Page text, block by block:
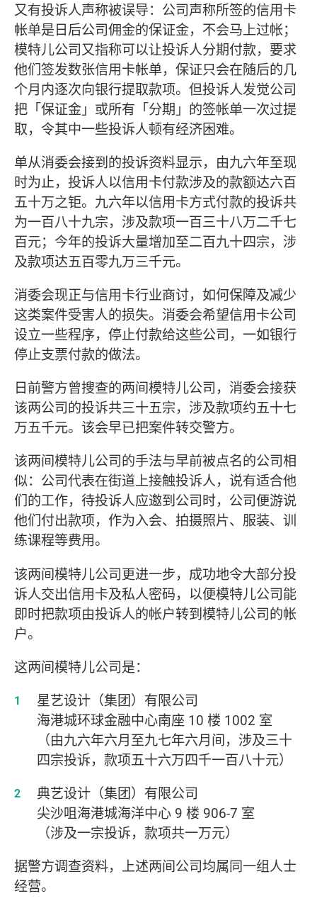
又有投诉人声称被误导：公司声称所签的信用卡
帐单是日后公司佣金的保证金，不会马上过帐；
模特儿公司又指称可以让投诉人分期付款，要求
他们签发数张信用卡帐单，保证只会在随后的几
个月内逐次向银行提取款项。但投诉人发觉公司
把「保证金」或所有「分期」的签帐单一次过提
取，令其中一些投诉人顿有经济困难。
单从消委会接到的投诉资料显示，由九六年至现
时为止，投诉人以信用卡付款涉及的款额达六百
五十万之钜。九六年以信用卡方式付款的投诉共
为一百八十九宗，涉及款项一百三十八万二千七
百元；今年的投诉大量增加至二百九十四宗，涉
及款项达五百零九万三千元。
消委会现正与信用卡行业商讨，如何保障及减少
这类案件受害人的损失。消委会希望信用卡公司
设立一些程序，停止付款给这些公司，一如银行
停止支票付款的做法。
日前警方曾搜查的两间模特儿公司，消委会接获
该两公司的投诉共三十五宗，涉及款项约五十七
万五千元。该会早已把案件转交警方。
该两间模特儿公司的手法与早前被点名的公司相
似：公司代表在街道上接触投诉人，说有适合他
们的工作，待投诉人应邀到公司时，公司便游说
他们付出款项，作为入会、拍摄照片、服装、训
练课程等费用。
该两间模特儿公司更进一步，成功地令大部分投
诉人交出信用卡及私人密码，以便模特儿公司能
即时把款项由投诉人的帐户转到模特儿公司的帐
户。
这两间模特儿公司是：
星艺设计（集团）有限公司
海港城环球金融中心南座 10 楼 1002 室
（由九六年六月至九七年六月间，涉及三十
四宗投诉，款项五十六万四千一百八十元）
典艺设计（集团）有限公司
尖沙咀海港城海洋中心 9 楼 906-7 室
（涉及一宗投诉，款项共一万元）
据警方调查资料，上述两间公司均属同一组人士
经营。